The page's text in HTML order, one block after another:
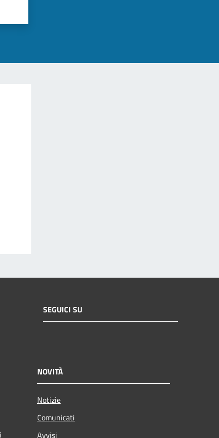
SEGUICI SU
NOVITÀ
Notizie
Comunicati
Avvisi